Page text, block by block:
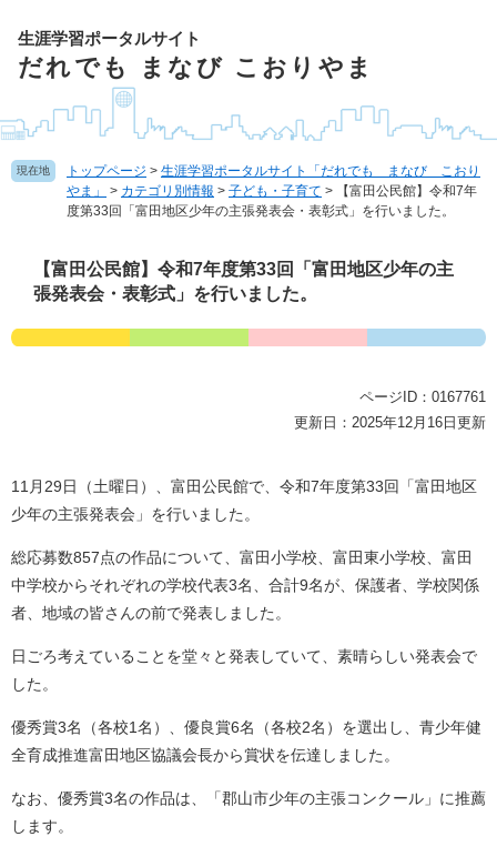
頭
生涯学習ポータルサイト
だれでも まなび こおりやま
現在地 トップページ > 生涯学習ポータルサイト「だれでも まなび こおり
やま」
> カテゴリ別情報 > 子ども・子育て >
【富田公民館】令和7年
度第33回「富田地区少年の主張発表会・表彰式」を行いました。
【富田公民館】令和7年度第33回「富田地区少年の主
張発表会・表彰式」を行いました。
ページID：0167761
更新日：2025年12月16日更新
11月29日（土曜日）、富田公民館で、令和7年度第33回「富田地区
少年の主張発表会」を行いました。
総応募数857点の作品について、富田小学校、富田東小学校、富田
中学校からそれぞれの学校代表3名、合計9名が、保護者、学校関係
者、地域の皆さんの前で発表しました。
日ごろ考えていることを堂々と発表していて、素晴らしい発表会で
した。
優秀賞3名（各校1名）、優良賞6名（各校2名）を選出し、青少年健
全育成推進富田地区協議会長から賞状を伝達しました。
なお、優秀賞3名の作品は、「郡山市少年の主張コンクール」に推薦
します。